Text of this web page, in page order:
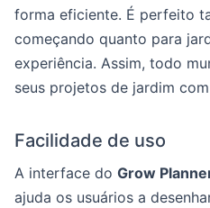
forma eficiente. É perfeito
começando quanto para
experiência. Assim, todo
seus projetos de jardim
Facilidade de uso
A interface do Grow
ajuda os usuários a